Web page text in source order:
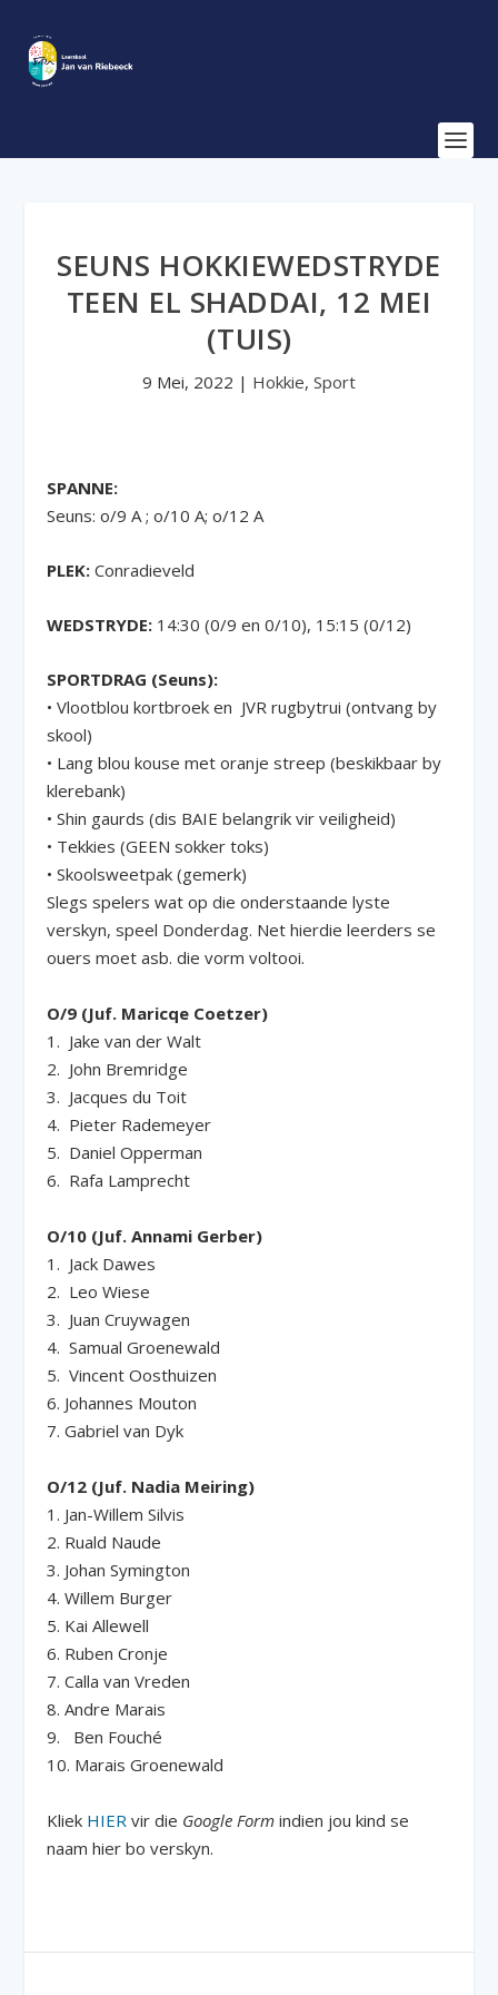
SEUNS HOKKIEWEDSTRYDE
TEEN EL SHADDAI, 12 MEI
(TUIS)
9 Mei, 2022 | Hokkie, Sport
SPANNE:
Seuns: o/9 A ; o/10 A; o/12 A
PLEK: Conradieveld
WEDSTRYDE: 14:30 (0/9 en 0/10), 15:15 (0/12)
SPORTDRAG (Seuns):
• Vlootblou kortbroek en JVR rugbytrui (ontvang by
skool)
• Lang blou kouse met oranje streep (beskikbaar by
klerebank)
• Shin gaurds (dis BAIE belangrik vir veiligheid)
• Tekkies (GEEN sokker toks)
• Skoolsweetpak (gemerk)
Slegs spelers wat op die onderstaande lyste
verskyn, speel Donderdag. Net hierdie leerders se
ouers moet asb. die vorm voltooi.
O/9 (Juf. Maricqe Coetzer)
1. Jake van der Walt
2. John Bremridge
3. Jacques du Toit
4. Pieter Rademeyer
5. Daniel Opperman
6. Rafa Lamprecht
O/10 (Juf. Annami Gerber)
1. Jack Dawes
2. Leo Wiese
3. Juan Cruywagen
4. Samual Groenewald
5. Vincent Oosthuizen
6. Johannes Mouton
7. Gabriel van Dyk
O/12 (Juf. Nadia Meiring)
1. Jan-Willem Silvis
2. Ruald Naude
3. Johan Symington
4. Willem Burger
5. Kai Allewell
6. Ruben Cronje
7. Calla van Vreden
8. Andre Marais
9. Ben Fouché
10. Marais Groenewald
Kliek HIER vir die Google Form indien jou kind se
naam hier bo verskyn.